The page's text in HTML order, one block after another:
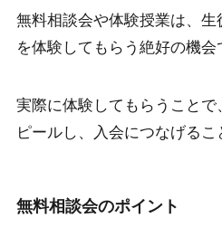
無料相談会や体験授業は、
を体験してもらう絶好の機会
実際に体験してもらうこと
ピールし、入会につなげるこ
無料相談会のポイント